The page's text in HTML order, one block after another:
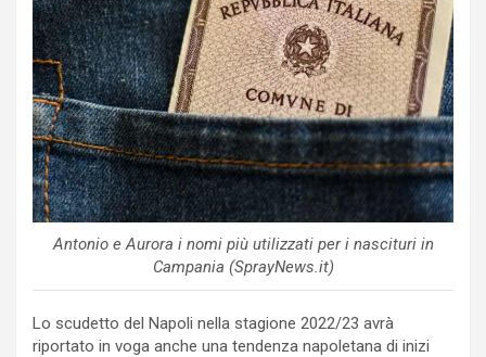
Antonio e Aurora i nomi più utilizzati per i nascituri in
Campania (SprayNews.it)
Lo scudetto del Napoli nella stagione 2022/23 avrà
riportato in voga anche una tendenza napoletana di inizi